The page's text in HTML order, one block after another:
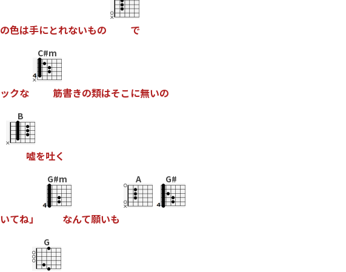
の色は手にとれないもの で
ックな
C#m
筋書きの類はそこ に無いの
B
嘘を吐く
いてね」
G#m
なんて願いも
A G#
G